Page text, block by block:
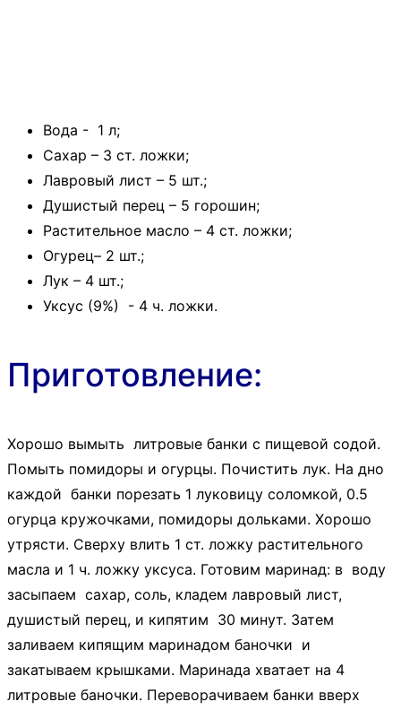
Вода - 1 л;
Сахар – 3 ст. ложки;
Лавровый лист – 5 шт.;
Душистый перец – 5 горошин;
Растительное масло – 4 ст. ложки;
Огурец– 2 шт.;
Лук – 4 шт.;
Уксус (9%) - 4 ч. ложки.
Приготовление:
Хорошо вымыть литровые банки с пищевой содой.
Помыть помидоры и огурцы. Почистить лук. На дно
каждой банки порезать 1 луковицу соломкой, 0.5
огурца кружочками, помидоры дольками. Хорошо
утрясти. Сверху влить 1 ст. ложку растительного
масла и 1 ч. ложку уксуса. Готовим маринад: в воду
засыпаем сахар, соль, кладем лавровый лист,
душистый перец, и кипятим 30 минут. Затем
заливаем кипящим маринадом баночки и
закатываем крышками. Маринада хватает на 4
литровые баночки. Переворачиваем банки вверх